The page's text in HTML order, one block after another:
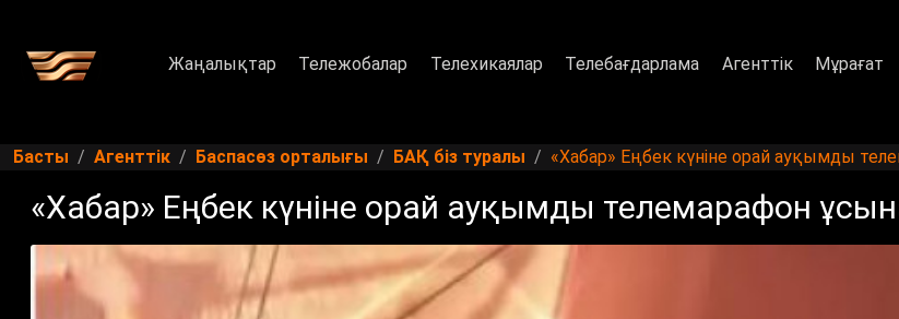
Жаңалықтар Тележобалар Телехикаялар Телебағдарлама Агенттік Мұрағат
Басты Агенттік Баспасөз орталығы БАҚ біз туралы «Хабар» Еңбек күніне орай ауқымды
«Хабар» Еңбек күніне орай ауқымды телемарафон